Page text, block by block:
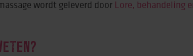
wordt geleverd door Lore, behandeling